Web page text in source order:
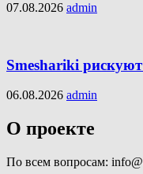
07.08.2026 admin
Smeshariki
06.08.2026 admin
О проекте
По всем вопросам: